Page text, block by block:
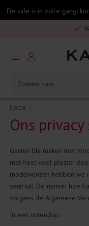
De sale is in volle gang:
Gratis
5%
Gratis
Home /
Ons
Gasten blij maken met
met heel veel plezier
modewensen hebben we
centraal. De manier hoe
volgens de Algemene
In een notendop: